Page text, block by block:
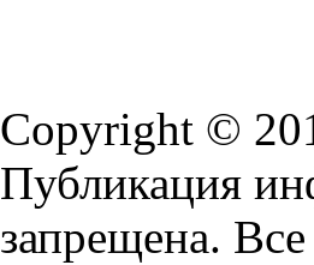
Copyright ©
Публикация
запрещена.